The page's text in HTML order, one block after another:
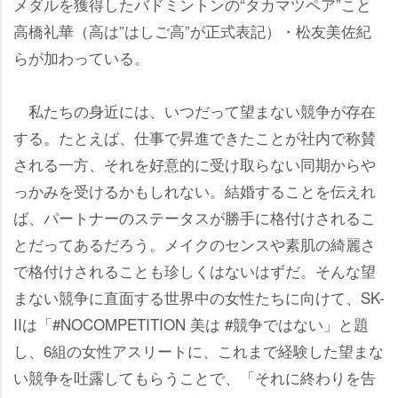
高橋礼華（高は”はしご高”が正式表記）・松友美佐紀
らが加わっている。
私たちの身近には、いつだって望まない競争が存在
する。たとえば、仕事で昇進できたことが社内で称賛
される一方、それを好意的に受け取らない同期から
っかみを受けるかもしれない。結婚することを伝えれ
ば、パートナーのステータスが勝手に格付けされるこ
とだってあるだろう。メイクのセンスや素肌の綺麗さ
で格付けされることも珍しくはないはずだ。そんな望
まない競争に直面する世界中の女性たちに向けて、SK-
IIは「#NOCOMPETITION 美は #競争ではない」と題
し、6組の女性アスリートに、これまで経験した望まな
い競争を吐露してもらうことで、「それに終わりを告